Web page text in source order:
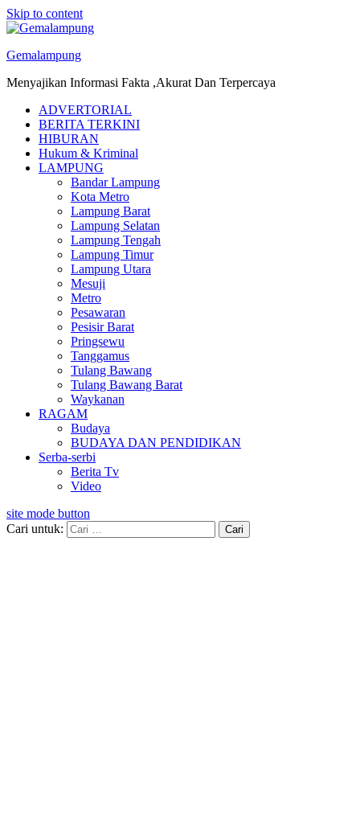
Skip to content
Gemalampung
Menyajikan Informasi Fakta ,Akurat Dan Terpercaya
ADVERTORIAL
BERITA TERKINI
HIBURAN
Hukum & Kriminal
LAMPUNG
Bandar Lampung
Kota Metro
Lampung Barat
Lampung Selatan
Lampung Tengah
Lampung Timur
Lampung Utara
Mesuji
Metro
Pesawaran
Pesisir Barat
Pringsewu
Tanggamus
Tulang Bawang
Tulang Bawang Barat
Waykanan
RAGAM
Budaya
BUDAYA DAN PENDIDIKAN
Serba-serbi
Berita Tv
Video
site mode button
Cari untuk: